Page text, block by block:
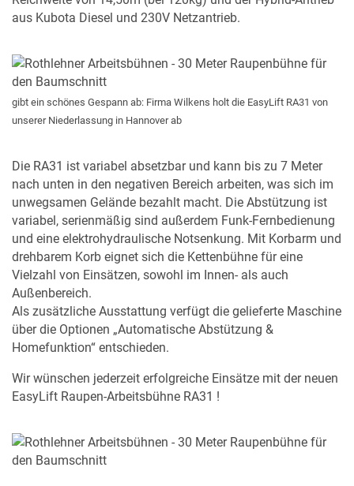
aus Kubota Diesel und 230V Netzantrieb.
gibt ein schönes Gespann ab: Firma Wilkens holt die EasyLift RA31 von
unserer Niederlassung in Hannover ab
Die RA31 ist variabel absetzbar und kann bis zu 7 Meter
nach unten in den negativen Bereich arbeiten, was sich im
unwegsamen Gelände bezahlt macht. Die Abstützung ist
variabel, serienmäßig sind außerdem Funk-Fernbedienung
und eine elektrohydraulische Notsenkung. Mit Korbarm und
drehbarem Korb eignet sich die Kettenbühne für eine
Vielzahl von Einsätzen, sowohl im Innen- als auch
Außenbereich.
Als zusätzliche Ausstattung verfügt die gelieferte Maschine
über die Optionen „Automatische Abstützung &
Homefunktion“ entschieden.
Wir wünschen jederzeit erfolgreiche Einsätze mit der neuen
EasyLift Raupen-Arbeitsbühne RA31 !